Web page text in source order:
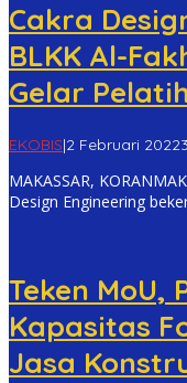
Cakra
BLKK Al-
Gelar
EKOBIS|2 Februari 2022
MAKASSAR,
Design Engineering
Teken MoU,
Kapasitas
Jasa